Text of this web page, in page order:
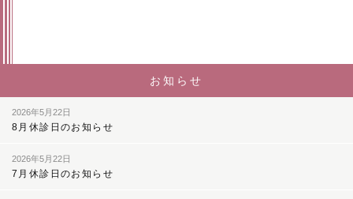
お知らせ
2026年5月22日
8月休診日のお知らせ
2026年5月22日
7月休診日のお知らせ